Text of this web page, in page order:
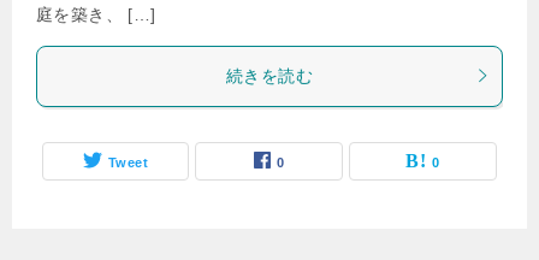
庭を築き、 […]
続きを読む
Tweet 0 0